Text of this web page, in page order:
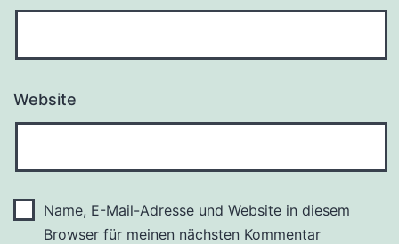
Website
Name, E-Mail-Adresse und Website in diesem
Browser für meinen nächsten Kommentar